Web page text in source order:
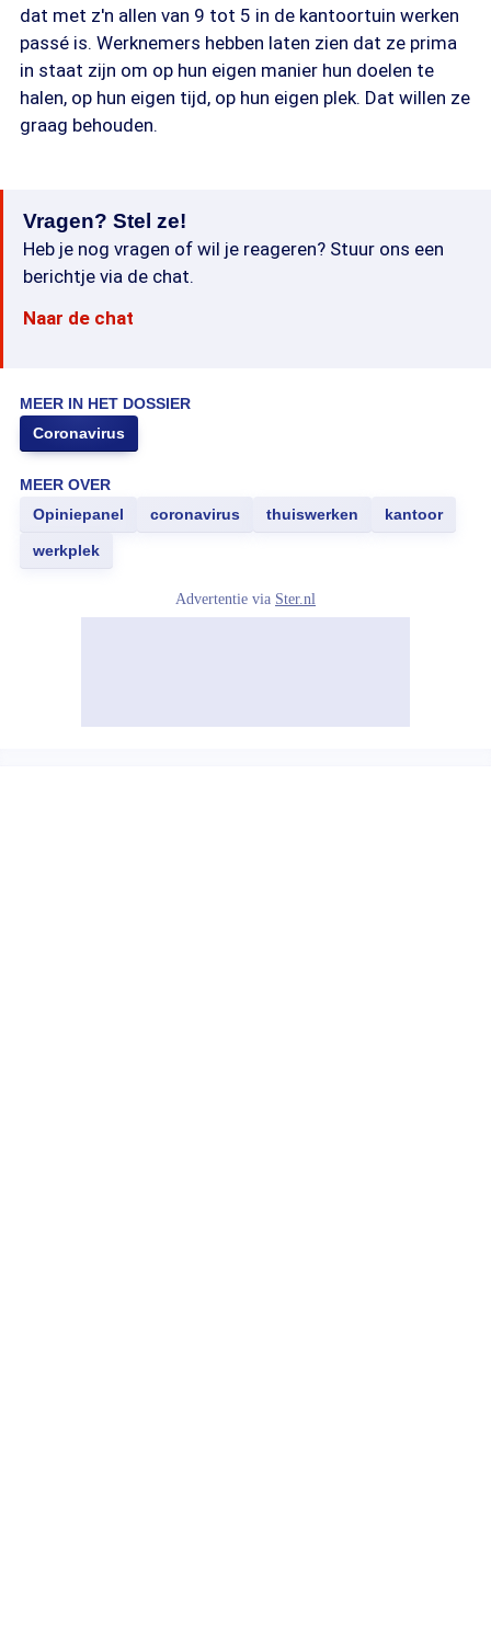
dat met z'n allen van 9 tot 5 in de kantoortuin werken
passé is. Werknemers hebben laten zien dat ze prima
in staat zijn om op hun eigen manier hun doelen te
halen, op hun eigen tijd, op hun eigen plek. Dat willen ze
graag behouden.
Vragen? Stel ze!
Heb je nog vragen of wil je reageren? Stuur ons een
berichtje via de chat.
Naar de chat
MEER IN HET DOSSIER
Coronavirus
MEER OVER
Opiniepanel
coronavirus thuiswerken kantoor
werkplek
Advertentie via Ster.nl